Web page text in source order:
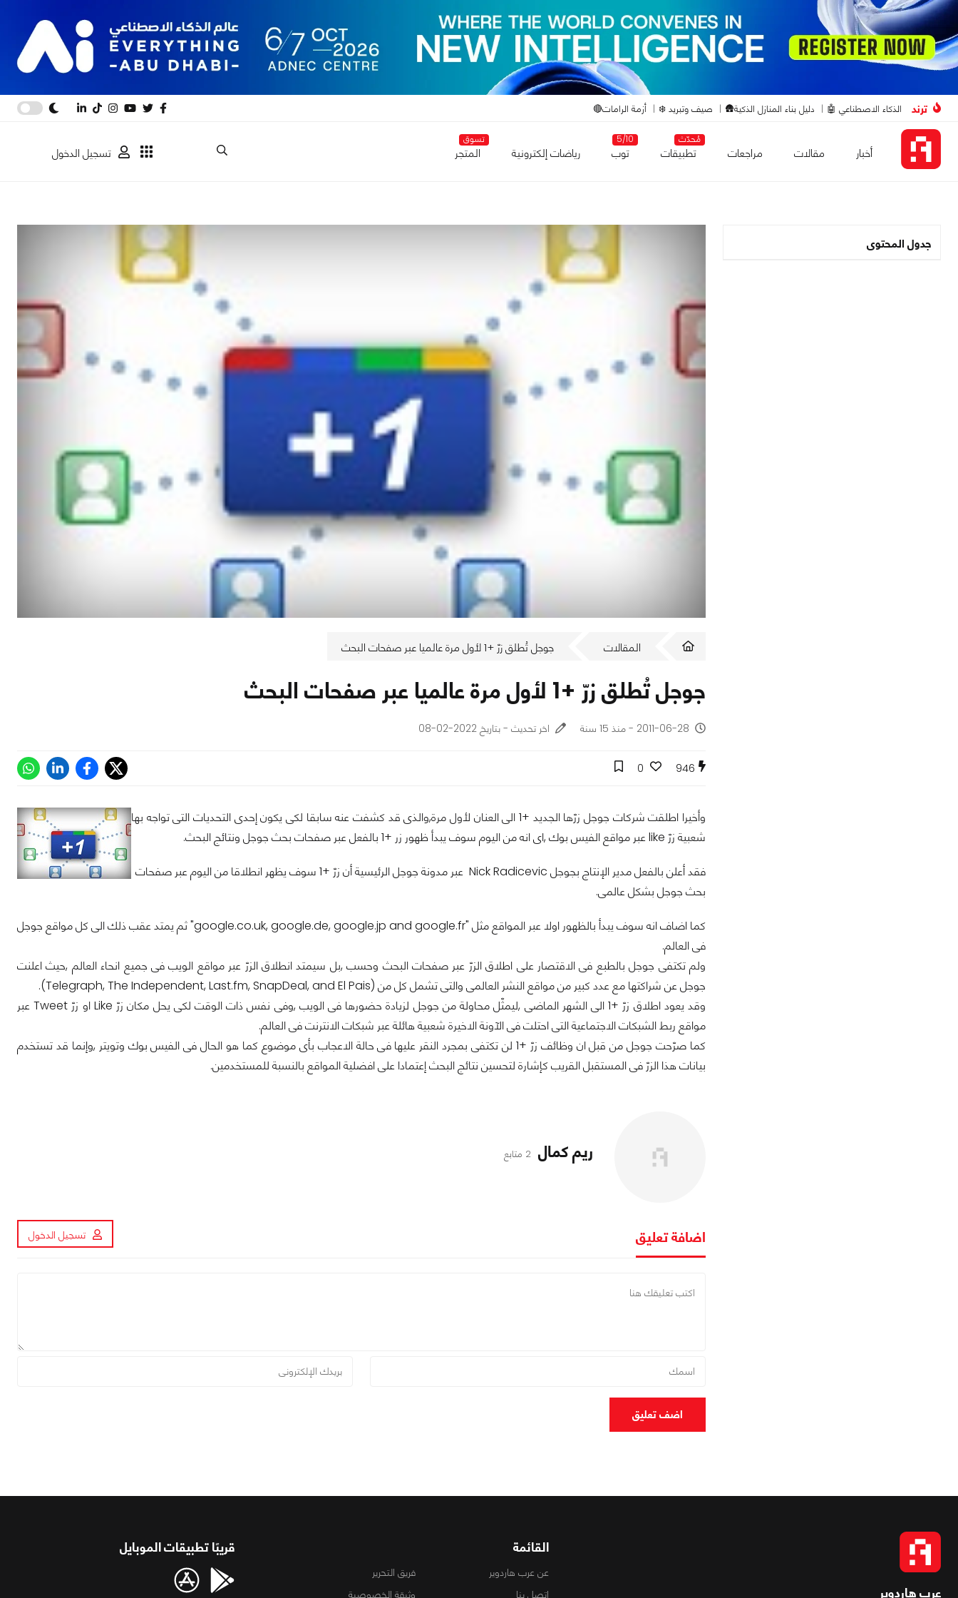
ترند الذكاء الاصطناعي 🤖 دليل بناء المنازل الذكية🛖 صيف وتبريد ❄️ أزمة الرامات🔴
أخبار مقالات مراجعات
مُحدّث
تطبيقات
5/10
توب رياضات إلكترونية
تسوق
المتجر تسجيل الدخول
جدول المحتوى
المقالات جوجل تُطلق زرّ +1 لأول مرة عالميا عبر صفحات البحث
جوجل تُطلق زرّ +1 لأول مرة عالميا عبر صفحات البحث
2011-06-28 - منذ 15 سنة اخر تحديث - بتاريخ 2022-02-08
946
0
وأخيرا اطلقت شركات جوجل زرّها الجديد +1 الى العنان لأول مرة,والذى قد كشفت عنه سابقا لكى يكون إحدى التحديات التى تواجه بها
شعبية زرّ like عبر مواقع الفيس بوك ,اى انه من اليوم سوف يبدأ ظهور زر +1 بالفعل عبر صفحات بحث جوجل ونتائج البحث.
فقد أعلن بالفعل مدير الإنتاج بجوجل Nick Radicevic عبر مدونة جوجل الرئيسية أن زرّ +1 سوف يظهر انطلاقا من اليوم عبر صفحات
بحث جوجل بشكل عالمى.
كما اضاف انه سوف يبدأ بالظهور اولا عبر المواقع مثل "google.co.uk, google.de, google.jp and google.fr" ثم يمتد عقب ذلك الى كل مواقع جوجل
فى العالم.
ولم تكتفى جوجل بالطبع فى الاقتصار على اطلاق الزرّ عبر صفحات البحث وحسب ,بل سيمتد انطلاق الزرّ عبر مواقع الويب فى جميع انحاء العالم ,حيث اعلنت
جوجل عن شراكتها مع عدد كبير من مواقع النشر العالمى والتى تشمل كل من (Telegraph, The Independent, Last.fm, SnapDeal, and El Pais).
وقد يعود اطلاق زرّ +1 الى الشهر الماضى ,ليمثّل محاولة من جوجل لزيادة حضورها فى الويب ,وفى نفس ذات الوقت لكى يحل مكان زرّ Like او زرّ Tweet عبر
مواقع ربط الشبكات الاجتماعية التى احتلت فى الآونة الاخيرة شعبية هائلة عبر شبكات الانترنت فى العالم.
كما صرّحت جوجل من قبل ان وظائف زرّ +1 لن تكتفى بمجرد النقر عليها فى حالة الاعجاب بأى موضوع كما هو الحال فى الفيس بوك وتويتر ,وإنما قد تستخدم
بيانات هذا الزرّ فى المستقبل القريب كإشارة لتحسين نتائج البحث إعتمادا على افضلية المواقع بالنسبة للمستخدمين.
ريم كمال 2 متابع
اضافة تعليق تسجيل الدخول
اضف تعليق
عرب هاردوير
القائمة
عن عرب هاردوير
فريق التحرير
اتصل بنا
وثيقة الخصوصية
قريبًا تطبيقات الموبايل